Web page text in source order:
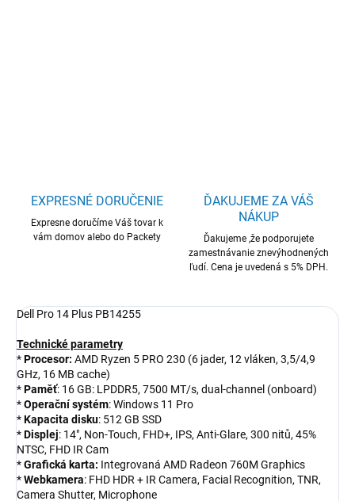
EXPRESNÉ DORUČENIE
Expresne doručíme Váš tovar k
vám domov alebo do Packety
ĎAKUJEME ZA VÁŠ
NÁKUP
Ďakujeme ,že podporujete
zamestnávanie znevýhodnených
ľudí. Cena je uvedená s 5% DPH.
Dell Pro 14 Plus PB14255
Technické parametry
*Procesor: AMD Ryzen 5 PRO 230 (6 jader, 12 vláken, 3,5/4,9
GHz, 16 MB cache)
*Paměť: 16 GB: LPDDR5, 7500 MT/s, dual-channel (onboard)
*Operační systém: Windows 11 Pro
*Kapacita disku: 512 GB SSD
*Displej: 14", Non-Touch, FHD+, IPS, Anti-Glare, 300 nitů, 45%
NTSC, FHD IR Cam
*Grafická karta: Integrovaná AMD Radeon 760M Graphics
*Webkamera: FHD HDR + IR Camera, Facial Recognition, TNR,
Camera Shutter, Microphone